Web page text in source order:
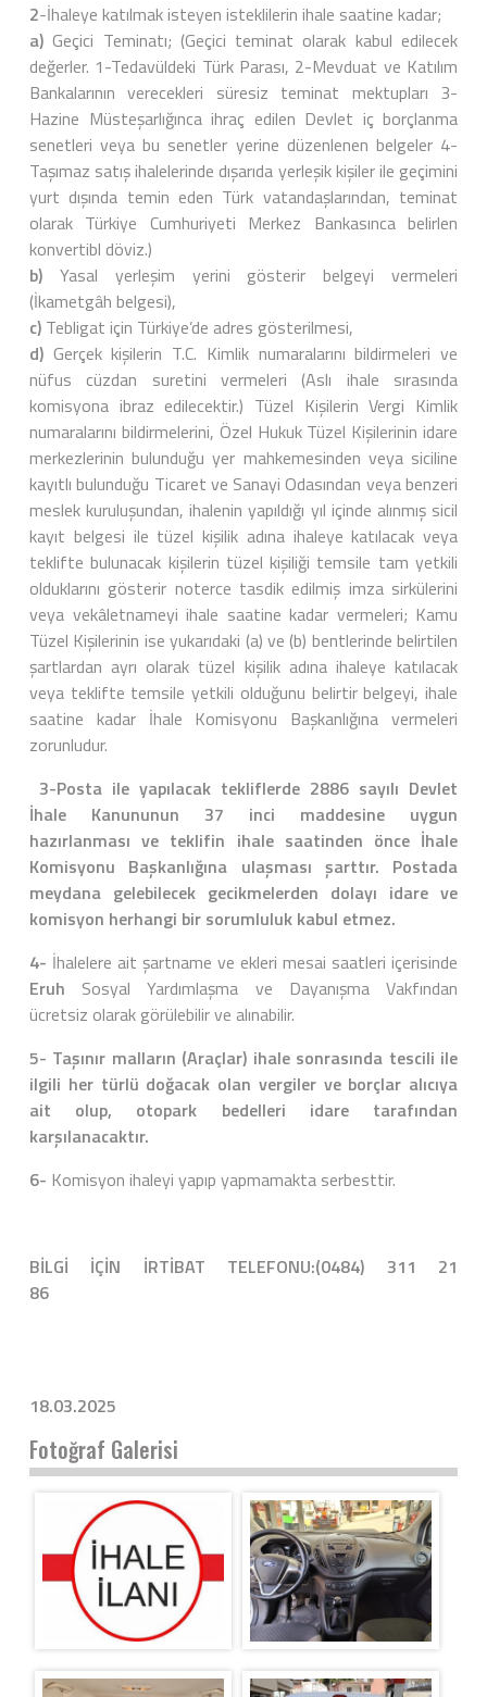
2-İhaleye katılmak isteyen isteklilerin ihale saatine kadar;
a) Geçici Teminatı; (Geçici teminat olarak kabul edilecek
değerler. 1-Tedavüldeki Türk Parası, 2-Mevduat ve Katılım
Bankalarının verecekleri süresiz teminat mektupları 3-
Hazine Müsteşarlığınca ihraç edilen Devlet iç borçlanma
senetleri veya bu senetler yerine düzenlenen belgeler 4-
Taşımaz satış ihalelerinde dışarıda yerleşik kişiler ile geçimini
yurt dışında temin eden Türk vatandaşlarından, teminat
olarak Türkiye Cumhuriyeti Merkez Bankasınca belirlen
konvertibl döviz.)
b) Yasal yerleşim yerini gösterir belgeyi vermeleri
(İkametgâh belgesi),
c) Tebligat için Türkiye’de adres gösterilmesi,
d) Gerçek kişilerin T.C. Kimlik numaralarını bildirmeleri ve
nüfus cüzdan suretini vermeleri (Aslı ihale sırasında
komisyona ibraz edilecektir.) Tüzel Kişilerin Vergi Kimlik
numaralarını bildirmelerini, Özel Hukuk Tüzel Kişilerinin idare
merkezlerinin bulunduğu yer mahkemesinden veya siciline
kayıtlı bulunduğu Ticaret ve Sanayi Odasından veya benzeri
meslek kuruluşundan, ihalenin yapıldığı yıl içinde alınmış sicil
kayıt belgesi ile tüzel kişilik adına ihaleye katılacak veya
teklifte bulunacak kişilerin tüzel kişiliği temsile tam yetkili
olduklarını gösterir noterce tasdik edilmiş imza sirkülerini
veya vekâletnameyi ihale saatine kadar vermeleri; Kamu
Tüzel Kişilerinin ise yukarıdaki (a) ve (b) bentlerinde belirtilen
şartlardan ayrı olarak tüzel kişilik adına ihaleye katılacak
veya teklifte temsile yetkili olduğunu belirtir belgeyi, ihale
saatine kadar İhale Komisyonu Başkanlığına vermeleri
zorunludur.
3-Posta ile yapılacak tekliflerde 2886 sayılı Devlet
İhale Kanununun 37 inci maddesine uygun
hazırlanması ve teklifin ihale saatinden önce İhale
Komisyonu Başkanlığına ulaşması şarttır. Postada
meydana gelebilecek gecikmelerden dolayı idare ve
komisyon herhangi bir sorumluluk kabul etmez.
4- İhalelere ait şartname ve ekleri mesai saatleri içerisinde
Eruh Sosyal Yardımlaşma ve Dayanışma Vakfından
ücretsiz olarak görülebilir ve alınabilir.
5- Taşınır malların (Araçlar) ihale sonrasında tescili ile
ilgili her türlü doğacak olan vergiler ve borçlar alıcıya
ait olup, otopark bedelleri idare tarafından
karşılanacaktır.
6- Komisyon ihaleyi yapıp yapmamakta serbesttir.
BİLGİ İÇİN İRTİBAT TELEFONU:(0484) 311 21
18.03.2025
Fotoğraf Galerisi